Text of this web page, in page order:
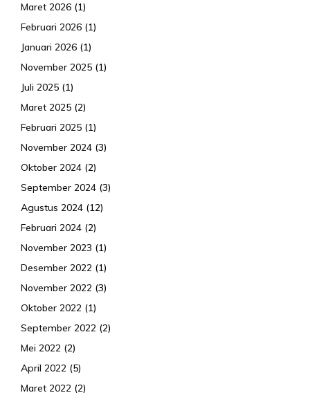
Maret 2026 (1)
Februari 2026 (1)
Januari 2026 (1)
November 2025 (1)
Juli 2025 (1)
Maret 2025 (2)
Februari 2025 (1)
November 2024 (3)
Oktober 2024 (2)
September 2024 (3)
Agustus 2024 (12)
Februari 2024 (2)
November 2023 (1)
Desember 2022 (1)
November 2022 (3)
Oktober 2022 (1)
September 2022 (2)
Mei 2022 (2)
April 2022 (5)
Maret 2022 (2)